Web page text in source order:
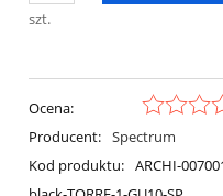
szt.
Ocena:
Producent: Spectrum
Kod produktu: ARCHI-